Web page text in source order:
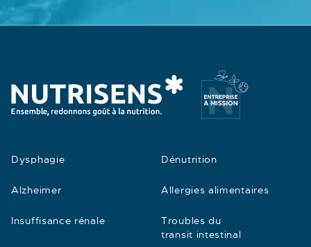
Dysphagie Dénutrition
Alzheimer Allergies alimentaires
Insuffisance rénale
Troubles du
transit intestinal